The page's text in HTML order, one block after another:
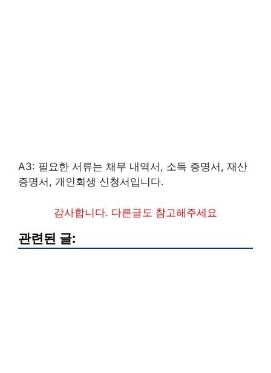
A3: 필요한 서류는 채무 내역서, 소득 증명서, 재산
증명서, 개인회생 신청서입니다.
감사합니다. 다른글도 참고해주세요
관련된 글: